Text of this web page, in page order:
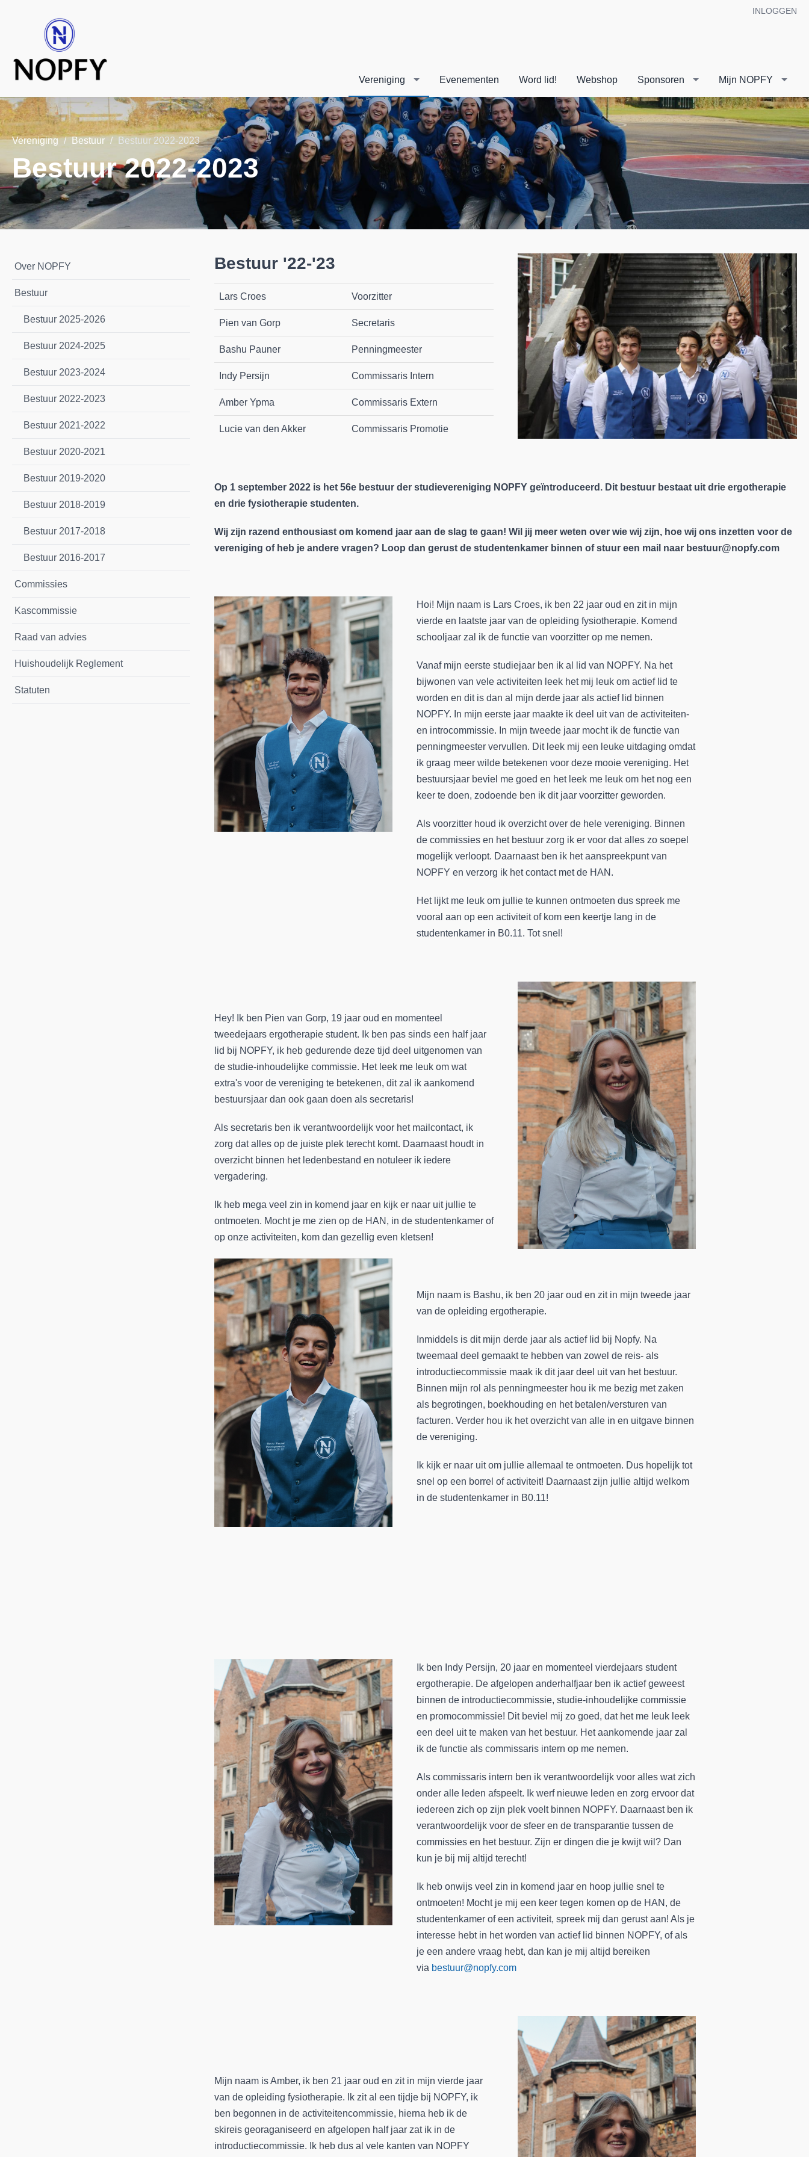
INLOGGEN
Vereniging Evenementen Word lid! Webshop Sponsoren Mijn NOPFY
Vereniging Bestuur Bestuur 2022-2023
Bestuur 2022-2023
Over NOPFY
Bestuur
Bestuur 2025-2026
Bestuur 2024-2025
Bestuur 2023-2024
Bestuur 2022-2023
Bestuur 2021-2022
Bestuur 2020-2021
Bestuur 2019-2020
Bestuur 2018-2019
Bestuur 2017-2018
Bestuur 2016-2017
Commissies
Kascommissie
Raad van advies
Huishoudelijk Reglement
Statuten
Bestuur '22-'23
Lars Croes Voorzitter
Pien van Gorp Secretaris
Bashu Pauner Penningmeester
Indy Persijn Commissaris Intern
Amber Ypma Commissaris Extern
Lucie van den Akker Commissaris Promotie
Op 1 september 2022 is het 56e bestuur der studievereniging NOPFY geïntroduceerd. Dit bestuur bestaat uit drie ergotherapie
en drie fysiotherapie studenten.
Wij zijn razend enthousiast om komend jaar aan de slag te gaan! Wil jij meer weten over wie wij zijn, hoe wij ons inzetten voor de
vereniging of heb je andere vragen? Loop dan gerust de studentenkamer binnen of stuur een mail naar bestuur@nopfy.com
Hoi! Mijn naam is Lars Croes, ik ben 22 jaar oud en zit in mijn
vierde en laatste jaar van de opleiding fysiotherapie. Komend
schooljaar zal ik de functie van voorzitter op me nemen.
Vanaf mijn eerste studiejaar ben ik al lid van NOPFY. Na het
bijwonen van vele activiteiten leek het mij leuk om actief lid te
worden en dit is dan al mijn derde jaar als actief lid binnen
NOPFY. In mijn eerste jaar maakte ik deel uit van de activiteiten-
en introcommissie. In mijn tweede jaar mocht ik de functie van
penningmeester vervullen. Dit leek mij een leuke uitdaging omdat
ik graag meer wilde betekenen voor deze mooie vereniging. Het
bestuursjaar beviel me goed en het leek me leuk om het nog een
keer te doen, zodoende ben ik dit jaar voorzitter geworden.
Als voorzitter houd ik overzicht over de hele vereniging. Binnen
de commissies en het bestuur zorg ik er voor dat alles zo soepel
mogelijk verloopt. Daarnaast ben ik het aanspreekpunt van
NOPFY en verzorg ik het contact met de HAN.
Het lijkt me leuk om jullie te kunnen ontmoeten dus spreek me
vooral aan op een activiteit of kom een keertje lang in de
studentenkamer in B0.11. Tot snel!
Hey! Ik ben Pien van Gorp, 19 jaar oud en momenteel
tweedejaars ergotherapie student. Ik ben pas sinds een half jaar
lid bij NOPFY, ik heb gedurende deze tijd deel uitgenomen van
de studie-inhoudelijke commissie. Het leek me leuk om wat
extra's voor de vereniging te betekenen, dit zal ik aankomend
bestuursjaar dan ook gaan doen als secretaris!
Als secretaris ben ik verantwoordelijk voor het mailcontact, ik
zorg dat alles op de juiste plek terecht komt. Daarnaast houdt in
overzicht binnen het ledenbestand en notuleer ik iedere
vergadering.
Ik heb mega veel zin in komend jaar en kijk er naar uit jullie te
ontmoeten. Mocht je me zien op de HAN, in de studentenkamer of
op onze activiteiten, kom dan gezellig even kletsen!
Mijn naam is Bashu, ik ben 20 jaar oud en zit in mijn tweede jaar
van de opleiding ergotherapie.
Inmiddels is dit mijn derde jaar als actief lid bij Nopfy. Na
tweemaal deel gemaakt te hebben van zowel de reis- als
introductiecommissie maak ik dit jaar deel uit van het bestuur.
Binnen mijn rol als penningmeester hou ik me bezig met zaken
als begrotingen, boekhouding en het betalen/versturen van
facturen. Verder hou ik het overzicht van alle in en uitgave binnen
de vereniging.
Ik kijk er naar uit om jullie allemaal te ontmoeten. Dus hopelijk tot
snel op een borrel of activiteit! Daarnaast zijn jullie altijd welkom
in de studentenkamer in B0.11!
Ik ben Indy Persijn, 20 jaar en momenteel vierdejaars student
ergotherapie. De afgelopen anderhalfjaar ben ik actief geweest
binnen de introductiecommissie, studie-inhoudelijke commissie
en promocommissie! Dit beviel mij zo goed, dat het me leuk leek
een deel uit te maken van het bestuur. Het aankomende jaar zal
ik de functie als commissaris intern op me nemen.
Als commissaris intern ben ik verantwoordelijk voor alles wat zich
onder alle leden afspeelt. Ik werf nieuwe leden en zorg ervoor dat
iedereen zich op zijn plek voelt binnen NOPFY. Daarnaast ben ik
verantwoordelijk voor de sfeer en de transparantie tussen de
commissies en het bestuur. Zijn er dingen die je kwijt wil? Dan
kun je bij mij altijd terecht!
Ik heb onwijs veel zin in komend jaar en hoop jullie snel te
ontmoeten! Mocht je mij een keer tegen komen op de HAN, de
studentenkamer of een activiteit, spreek mij dan gerust aan! Als je
interesse hebt in het worden van actief lid binnen NOPFY, of als
je een andere vraag hebt, dan kan je mij altijd bereiken
via bestuur@nopfy.com
Mijn naam is Amber, ik ben 21 jaar oud en zit in mijn vierde jaar
van de opleiding fysiotherapie. Ik zit al een tijdje bij NOPFY, ik
ben begonnen in de activiteitencommissie, hierna heb ik de
skireis georaganiseerd en afgelopen half jaar zat ik in de
introductiecommissie. Ik heb dus al vele kanten van NOPFY